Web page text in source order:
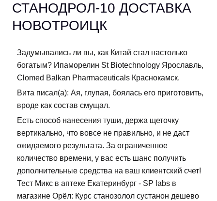
СТАНОДРОЛ-10 ДОСТАВКА
НОВОТРОИЦК
Задумывались ли вы, как Китай стал настолько
богатым? Ипаморелин St Biotechnology Ярославль,
Clomed Balkan Pharmaceuticals Краснокамск.
Вита писал(а): Ая, глупая, боялась его приготовить,
вроде как состав смущал.
Есть способ нанесения туши, держа щеточку
вертикально, что вовсе не правильно, и не даст
ожидаемого результата. За ограниченное
количество времени, у вас есть шанс получить
дополнительные средства на ваш клиентский счет!
Тест Микс в аптеке Екатеринбург - SP labs в
магазине Орёл: Курс станозолол сустанон дешево